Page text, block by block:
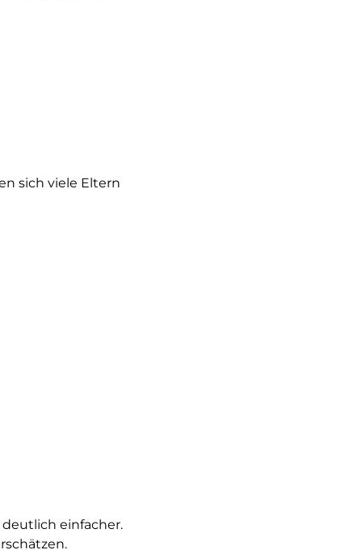
sich viele Eltern
einfacher.